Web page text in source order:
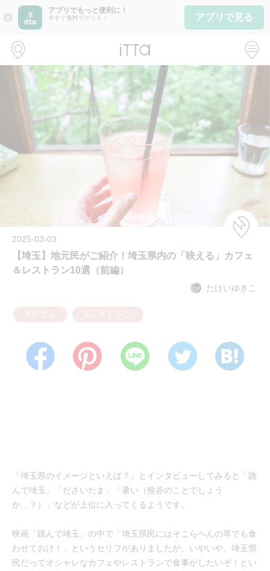
close
アプリでもっと便利に！
今すぐ無料でゲット！ アプリで見る
2025-03-03
【埼玉】地元民がご紹介！埼玉県内の「映える」カフェ
＆レストラン10選（前編）
たけいゆきこ
「埼玉県のイメージといえば？」とインタビューしてみると「跳
んで埼玉」「ださいたま」「暑い（熊谷のことでしょう
か…？）」などが上位に入ってくるようです。
映画「跳んで埼玉」の中で「埼玉県民にはそこらへんの草でも食
わせておけ！」というセリフがありましたが、いやいや、埼玉県
民だってオシャレなカフェやレストランで食事がしたいぞ！とい